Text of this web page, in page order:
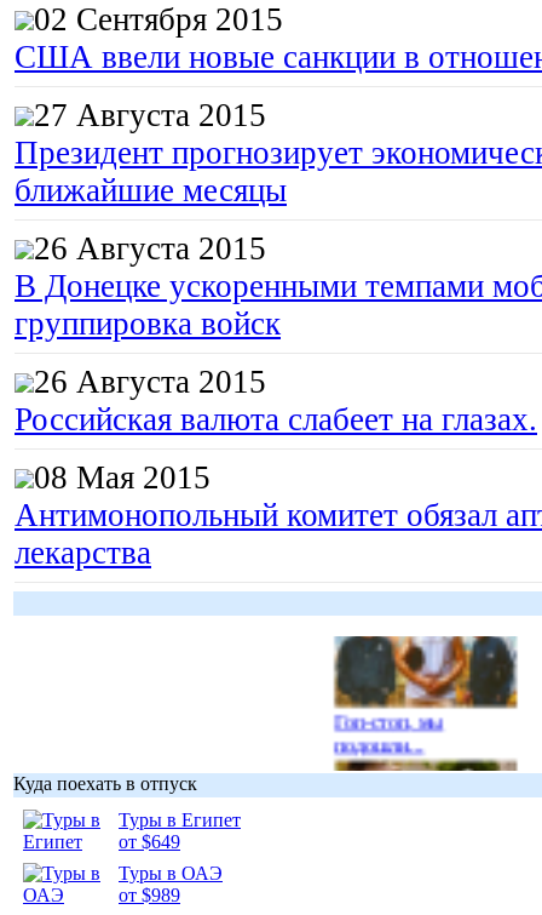
02 Сентября 2015
США ввели новые санкции в
27 Августа 2015
Президент прогнозирует
ближайшие месяцы
26 Августа 2015
В Донецке ускоренными темпами
группировка войск
26 Августа 2015
Российская валюта слабеет на глазах.
08 Мая 2015
Антимонопольный комитет обязал
лекарства
Гоп-стоп, мы
подошли...
Куда поехать в отпуск
Туры в Египет
от $649
Туры в ОАЭ
от $989